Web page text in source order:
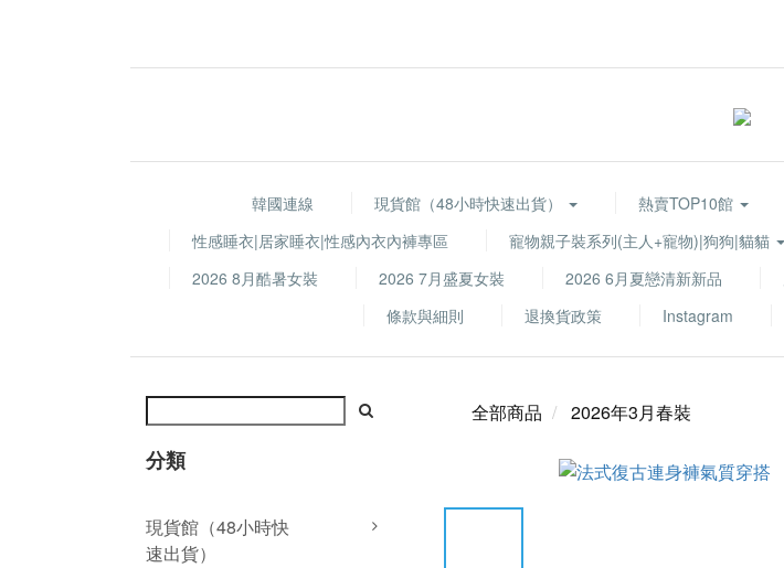
韓國連線 現貨館（48小時快速出貨） 熱賣TOP10館
性感睡衣|居家睡衣|性感內衣內褲專區
寵物親子裝系列(主人+寵物)|狗狗|貓貓
2026 8月酷暑女裝
2026 7月盛夏女裝 2026 6月夏戀清新新品
條款與細則
退換貨政策 Instagram
分類
現貨館（48小時快
速出貨）
全部商品 2026年3月春裝